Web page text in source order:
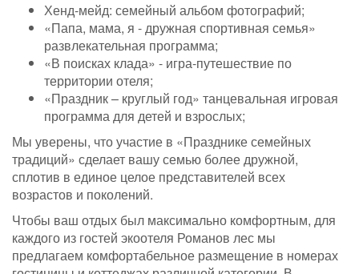
Хенд-мейд: семейный альбом фотографий;
«Папа, мама, я - дружная спортивная семья»
развлекательная программа;
«В поисках клада» - игра-путешествие по
территории отеля;
«Праздник – круглый год» танцевальная игровая
программа для детей и взрослых;
Мы уверены, что участие в «Празднике семейных
традиций» сделает вашу семью более дружной,
сплотив в единое целое представителей всех
возрастов и поколений.
Чтобы ваш отдых был максимально комфортным, для
каждого из гостей экоотеля Романов лес мы
предлагаем комфортабельное размещение в номерах